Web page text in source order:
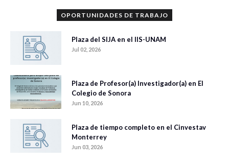
OPORTUNIDADES DE TRABAJO
Plaza del SIJA en el IIS-UNAM
Jul 02, 2026
Plaza de Profesor(a) Investigador(a) en El
Colegio de Sonora
Jun 10, 2026
Plaza de tiempo completo en el Cinvestav
Monterrey
Jun 03, 2026